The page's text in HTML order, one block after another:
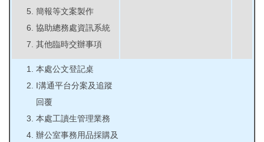
簡報等文案製作
協助總務處資訊系統
其他臨時交辦事項
本處公文登記桌
I溝通平台分案及追蹤
回覆
本處工讀生管理業務
辦公室事務用品採購及